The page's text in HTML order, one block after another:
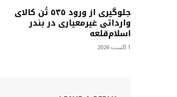
جلوگیری از ورود ۵۳۵ تُن کالای
وارداتی غیرمعیاری در بندر
اسلام‌قلعه
1 آگست 2026